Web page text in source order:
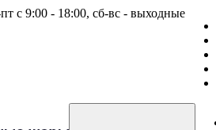
с 9:00 - 18:00, сб-вс - выходные